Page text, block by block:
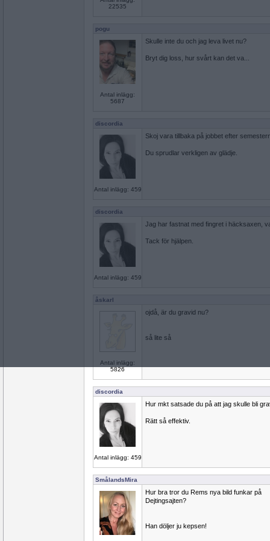
22535
pogu
Antal inlägg:
5687
Skulle inte du och jag leva livet nu?
Bryt dig loss, hur svårt kan det va...
discordia
Antal inlägg: 459
Skoj vara tillbaka på jobbet efter
Du sprudlar verkligen av glädje.
discordia
Antal inlägg: 459
Jag har fastnat med fingret i häcksaxen,
Tack för hjälpen.
åskarl
Antal inlägg:
5826
ojdå, är du gravid nu?
så lite så
discordia
Antal inlägg: 459
Hur mkt satsade du på att jag skulle bli
Rätt så effektiv.
SmålandsMira
Hur bra tror du Rems nya bild funkar på
Dejtingsajten?
Han döljer ju kepsen!